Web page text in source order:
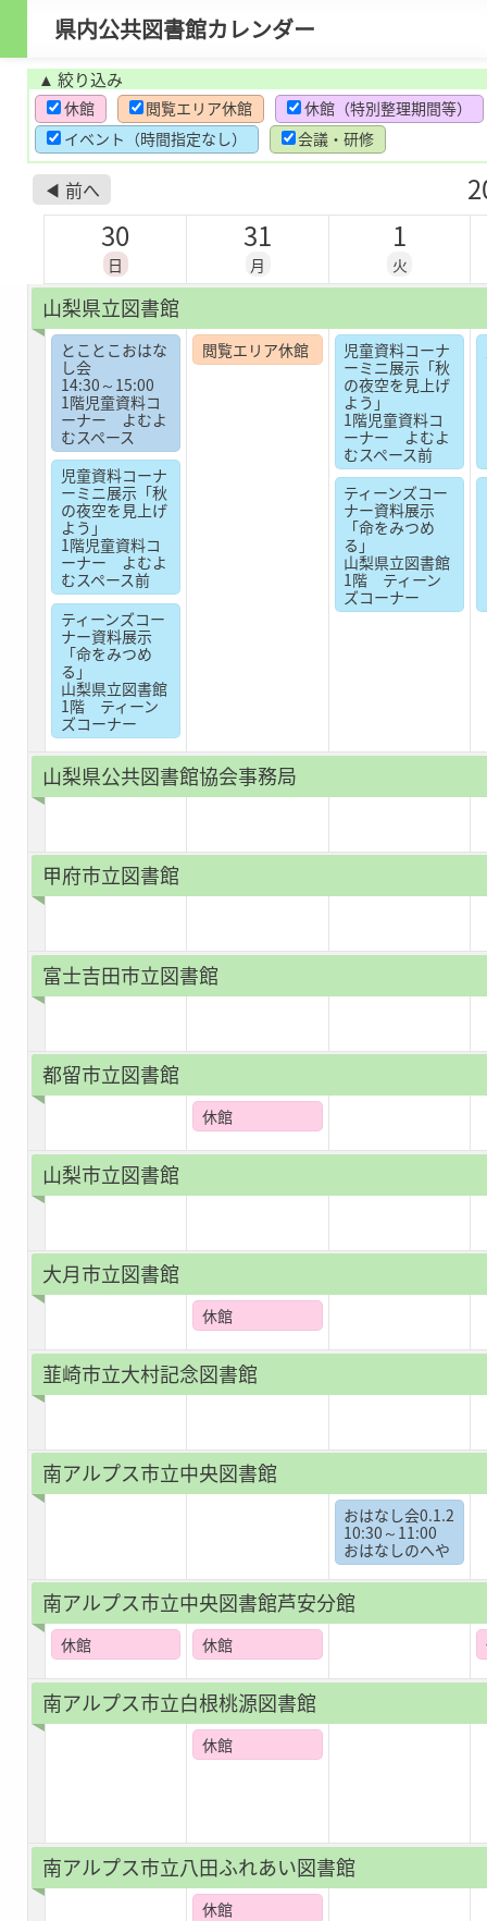
県内公共図書館カレンダー
▲ 絞り込み
休館 閲覧エリア休館
休館（特別整理期間等）
イベント（時間指定なし）
会議・研修
◀ 前へ
30
日
31
月
1
火
山梨県立図書館
とことこおはな
し会
14:30～15:00
1階児童資料コ
ーナー よむよ
むスペース
児童資料コーナ
ーミニ展示「秋
の夜空を見上げ
よう」
1階児童資料コ
ーナー よむよ
むスペース前
ティーンズコー
ナー資料展示
「命をみつめ
る」
山梨県立図書館
1階 ティーン
ズコーナー
閲覧エリア休館
児童資料コーナ
ーミニ展示「秋
の夜空を見上げ
よう」
1階児童資料コ
ーナー よむよ
むスペース前
ティーンズコー
ナー資料展示
「命をみつめ
る」
山梨県立図書館
1階 ティーン
ズコーナー
山梨県公共図書館協会事務局
甲府市立図書館
富士吉田市立図書館
都留市立図書館
休館
山梨市立図書館
大月市立図書館
休館
韮崎市立大村記念図書館
南アルプス市立中央図書館
おはなし会0.1.2
10:30～11:00
おはなしのへや
南アルプス市立中央図書館芦安分館
休館 休館
南アルプス市立白根桃源図書館
休館
南アルプス市立八田ふれあい図書館
休館